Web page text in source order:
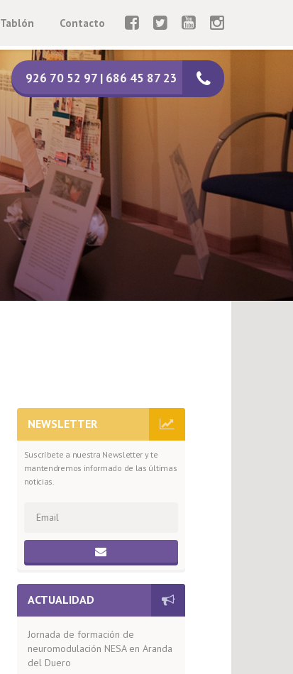
Tablón Contacto
926 70 52 97 | 686 45 87 23
NEWSLETTER
Suscríbete a nuestra Newsletter y te
mantendremos informado de las últimas
noticias.
ACTUALIDAD
Jornada de formación de
neuromodulación NESA en Aranda
del Duero